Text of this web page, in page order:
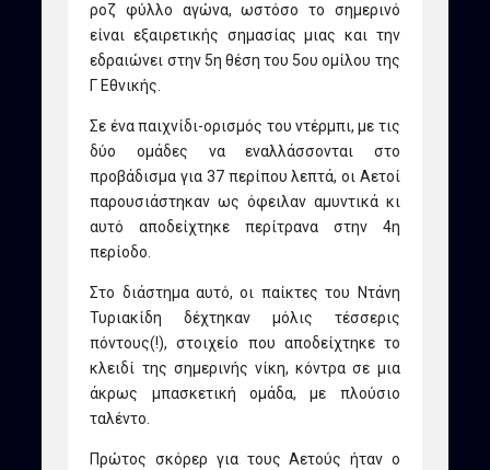
ροζ φύλλο αγώνα, ωστόσο το σημερινό
είναι εξαιρετικής σημασίας μιας και την
εδραιώνει στην 5η θέση του 5ου ομίλου της
Γ Εθνικής.
Σε ένα παιχνίδι-ορισμός του ντέρμπι, με τις
δύο ομάδες να εναλλάσσονται στο
προβάδισμα για 37 περίπου λεπτά, οι Αετοί
παρουσιάστηκαν ως όφειλαν αμυντικά κι
αυτό αποδείχτηκε περίτρανα στην 4η
περίοδο.
Στο διάστημα αυτό, οι παίκτες του Ντάνη
Τυριακίδη δέχτηκαν μόλις τέσσερις
πόντους(!), στοιχείο που αποδείχτηκε το
κλειδί της σημερινής νίκη, κόντρα σε μια
άκρως μπασκετική ομάδα, με πλούσιο
ταλέντο.
Πρώτος σκόρερ για τους Αετούς ήταν ο